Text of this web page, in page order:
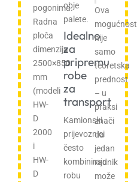
pogonima.
Radna
ploča
dimenzija
2500×850
mm
(modeli
HW-
D
2000
i
HW-
D
obje
palete.
Idealno
za
pripremu
robe
za
transport
Kamionski
prijevoznici
često
kombiniraju
robu
Ova
mogućnost
nije
samo
teoretska
prednost
– u
praksi
znači
da
jedan
radnik
može